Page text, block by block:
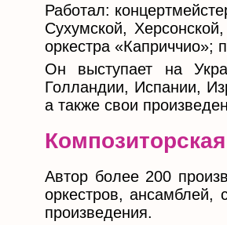
Работал:
Сухумской,
оркестра «Каприччио»;
Он выступает на
Голландии, Испании,
а также свои
Автор более 200
оркестров, ансамблей,
произведения.